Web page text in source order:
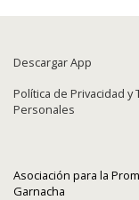
Descargar App
Política de Privacidad
Personales
Asociación para la
Garnacha